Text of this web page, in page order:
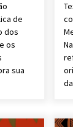
de
dos
os
sua